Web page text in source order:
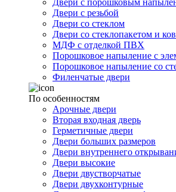
Двери с порошковым
Двери с резьбой
Двери со стеклом
Двери со стеклопакетом и
МДФ с отделкой ПВХ
Порошковое напыление с
Порошковое напыление со
Филенчатые двери
По особенностям
Арочные двери
Вторая входная дверь
Герметичные двери
Двери больших размеров
Двери внутреннего
Двери высокие
Двери двустворчатые
Двери двухконтурные